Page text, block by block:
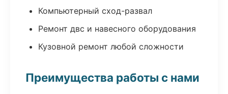
Компьютерный сход-развал
Ремонт двс и навесного оборудования
Кузовной ремонт любой сложности
Преимущества работы с нами